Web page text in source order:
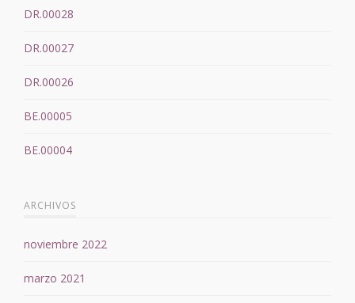
DR.00028
DR.00027
DR.00026
BE.00005
BE.00004
ARCHIVOS
noviembre 2022
marzo 2021